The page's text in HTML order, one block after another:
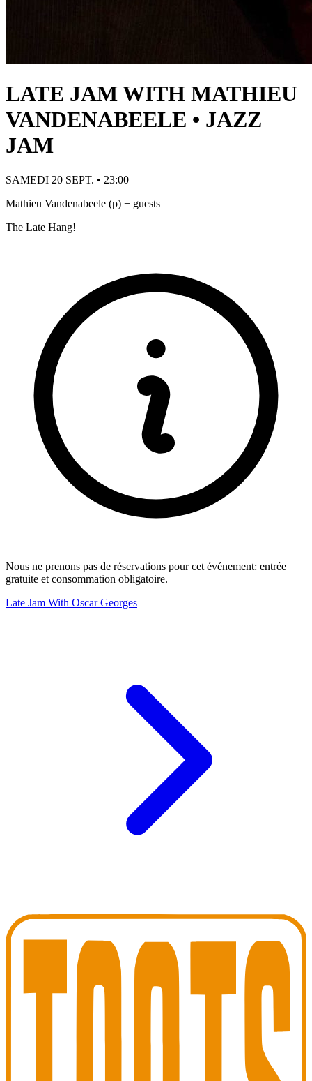
LATE JAM WITH MATHIEU
VANDENABEELE • JAZZ
JAM
SAMEDI 20 SEPT. • 23:00
Mathieu Vandenabeele (p) + guests
The Late Hang!
Nous ne prenons pas de réservations pour cet événement: entrée
gratuite et consommation obligatoire.
Late Jam With Oscar Georges